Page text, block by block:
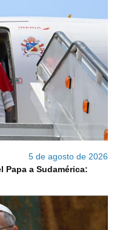
5 de agosto de 2026
Papa a Sudamérica: